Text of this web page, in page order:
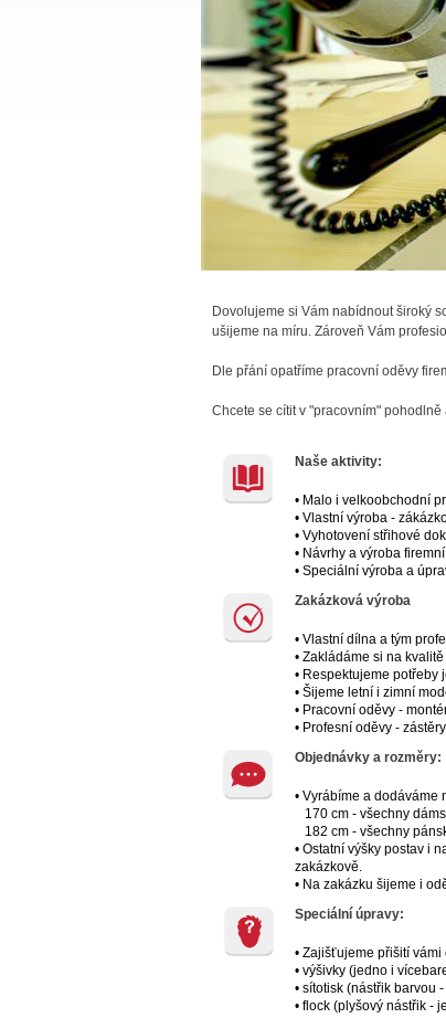
Dovolujeme si Vám nabídnout široký
ušijeme na míru. Zároveň Vám
Dle přání opatříme pracovní oděvy
Chcete se cítit v "pracovním"
Naše aktivity:
• Malo i velkoobchodní
• Vlastní výroba -
• Vyhotovení střihové
• Návrhy a výroba
• Speciální výroba a
Zakázková výroba
• Vlastní dílna a tým
• Zakládáme si na
• Respektujeme potřeby
• Šijeme letní i zimní
• Pracovní oděvy -
• Profesní oděvy -
Objednávky a rozměry:
• Vyrábíme a dodáváme
170 cm - všechny
182 cm - všechny
• Ostatní výšky postav i
zakázkově.
• Na zakázku šijeme i
Speciální úpravy:
• Zajišťujeme přišití
• výšivky (jedno i
• sítotisk (nástřik barvou
• flock (plyšový nástřik -